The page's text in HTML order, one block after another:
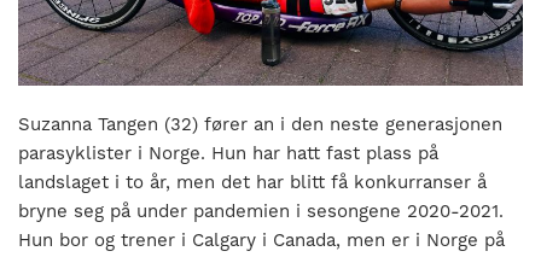
til
bli
en
folkesport.
Suzanna Tangen (32) fører an i den neste generasjonen
parasyklister i Norge. Hun har hatt fast plass på
landslaget i to år, men det har blitt få konkurranser å
bryne seg på under pandemien i sesongene 2020-2021.
Hun bor og trener i Calgary i Canada, men er i Norge på